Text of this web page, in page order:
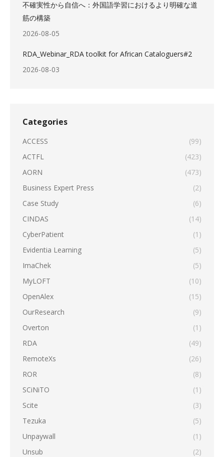
不確実性から自信へ：外国語学習におけるより明確な道
筋の構築
2026-08-05
RDA_Webinar_RDA toolkit for African Cataloguers#2
2026-08-03
Categories
ACCESS
(99)
ACTFL
(423)
AORN
(473)
Business Expert Press
(2)
Case Study
(6)
CINDAS
(14)
CyberPatient
(1)
Evidentia Learning
(5)
ImaChek
(5)
MyLOFT
(10)
OpenAlex
(15)
OurResearch
(9)
Overton
(1)
RDA
(49)
RemoteXs
(26)
ROR
(8)
SCiNiTO
(1)
Scite
(3)
Tezuka
(5)
Unpaywall
(1)
Unsub
(2)